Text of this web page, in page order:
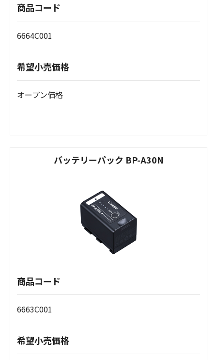
商品コード
6664C001
希望小売価格
オープン価格
バッテリーパック BP-A30N
商品コード
6663C001
希望小売価格